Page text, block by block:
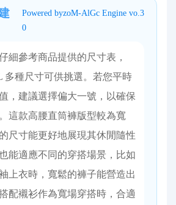
Powered byzoM-AlGc Engine vo.3
0
細參考商品提供的尺寸表，
多種尺寸可供挑選。若您平時
，建議選擇偏大一號，以確保
這款高腰直筒褲版型較為寬
尺寸能更好地展現其休閒隨性
能適應不同的穿搭場景，比如
上衣時，寬鬆的褲子能營造出
配襯衫作為寬場穿​​搭時，合適